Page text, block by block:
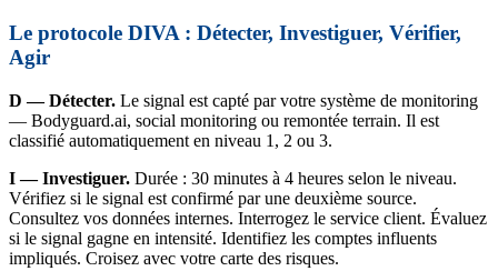
Le protocole DIVA : Détecter, Investiguer, Vérifier,
Agir
D — Détecter. Le signal est capté par votre système de monitoring
— Bodyguard.ai, social monitoring ou remontée terrain. Il est
classifié automatiquement en niveau 1, 2 ou 3.
I — Investiguer. Durée : 30 minutes à 4 heures selon le niveau.
Vérifiez si le signal est confirmé par une deuxième source.
Consultez vos données internes. Interrogez le service client. Évaluez
si le signal gagne en intensité. Identifiez les comptes influents
impliqués. Croisez avec votre carte des risques.